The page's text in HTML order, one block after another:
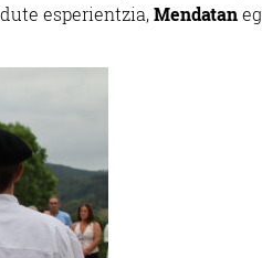
esperientzia,Mendatan